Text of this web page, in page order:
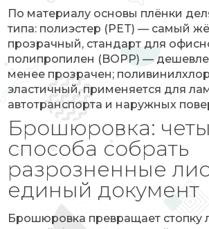
По материалу основы плёнки
типа: полиэстер (PET) — самый
прозрачный, стандарт для
полипропилен (BOPP) — дешевле
менее прозрачен;
эластичный, применяется для
автотранспорта и наружных
Брошюровка:
способа собрать
разрозненные
единый документ
Брошюровка превращает стопку